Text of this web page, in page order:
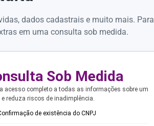
dados cadastrais e muito mais. Para
em uma consulta sob medida.
Sob Medida
acesso completo a todas as informações sobre um
e reduza riscos de inadimplência.
de existência do CNPJ